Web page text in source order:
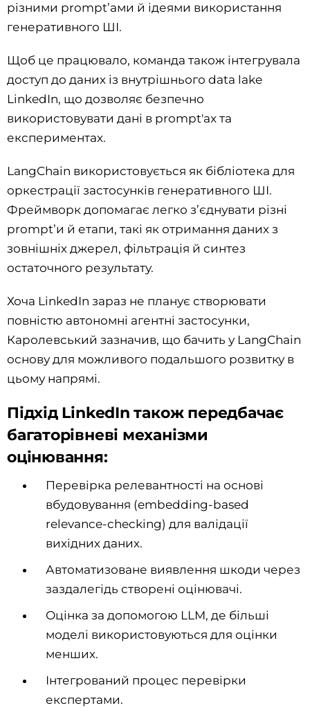
різними prompt’ами й ідеями використання
генеративного ШІ.
Щоб це працювало, команда також інтегрувала
доступ до даних із внутрішнього data lake
LinkedIn, що дозволяє безпечно
використовувати дані в prompt'ax та
експериментах.
LangChain використовується як бібліотека для
оркестрації застосунків генеративного ШІ.
Фреймворк допомагає легко з’єднувати різні
prompt’и й етапи, такі як отримання даних з
зовнішніх джерел, фільтрація й синтез
остаточного результату.
Хоча LinkedIn зараз не планує створювати
повністю автономні агентні застосунки,
Каролевський зазначив, що бачить у LangChain
основу для можливого подальшого розвитку в
цьому напрямі.
Підхід LinkedIn також передбачає
багаторівневі механізми
оцінювання:
Перевірка релевантності на основі
вбудовування (embedding-based
relevance-checking) для валідації
вихідних даних.
Автоматизоване виявлення шкоди через
заздалегідь створені оцінювачі.
Оцінка за допомогою LLM, де більші
моделі використовуються для оцінки
менших.
Інтегрований процес перевірки
експертами.